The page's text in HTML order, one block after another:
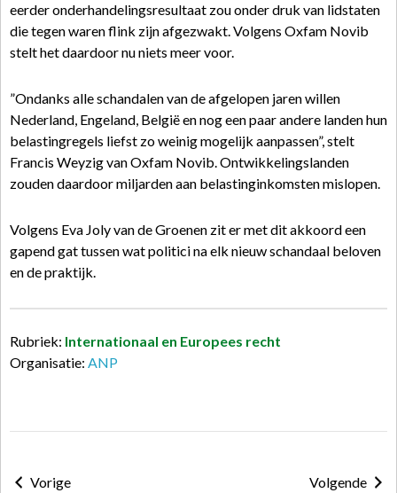
eerder onderhandelingsresultaat zou onder druk van lidstaten
die tegen waren flink zijn afgezwakt. Volgens Oxfam Novib
stelt het daardoor nu niets meer voor.
”Ondanks alle schandalen van de afgelopen jaren willen
Nederland, Engeland, België en nog een paar andere landen hun
belastingregels liefst zo weinig mogelijk aanpassen”, stelt
Francis Weyzig van Oxfam Novib. Ontwikkelingslanden
zouden daardoor miljarden aan belastinginkomsten mislopen.
Volgens Eva Joly van de Groenen zit er met dit akkoord een
gapend gat tussen wat politici na elk nieuw schandaal beloven
en de praktijk.
Rubriek: Internationaal en Europees recht
Organisatie: ANP
Vorige
Volgende